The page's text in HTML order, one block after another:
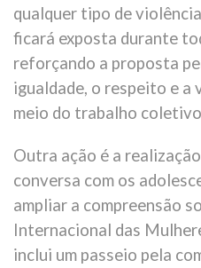
qualquer tipo de
ficará exposta durante
reforçando a proposta
igualdade, o respeito e a
meio do trabalho
Outra ação é a
conversa com os
ampliar a compreensão
Internacional das
inclui um passeio pela